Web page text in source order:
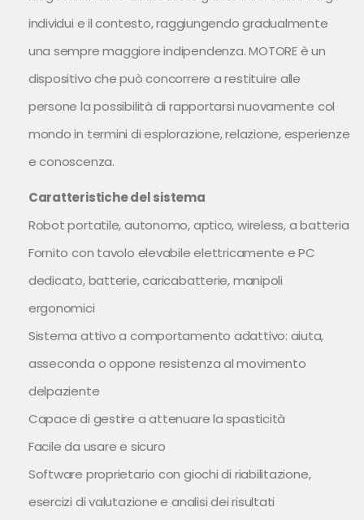
individui e il contesto, raggiungendo gradualmente
una sempre maggiore indipendenza. MOTORE è un
dispositivo che può concorrere a restituire alle
persone la possibilità di rapportarsi nuovamente col
mondo in termini di esplorazione, relazione, esperienze
e conoscenza.
Caratteristiche del sistema
Robot portatile, autonomo, aptico, wireless, a batteria
Fornito con tavolo elevabile elettricamente e PC
dedicato, batterie, caricabatterie, manipoli
ergonomici
Sistema attivo a comportamento adattivo: aiuta,
asseconda o oppone resistenza al movimento
delpaziente
Capace di gestire a attenuare la spasticità
Facile da usare e sicuro
Software proprietario con giochi di riabilitazione,
esercizi di valutazione e analisi dei risultati